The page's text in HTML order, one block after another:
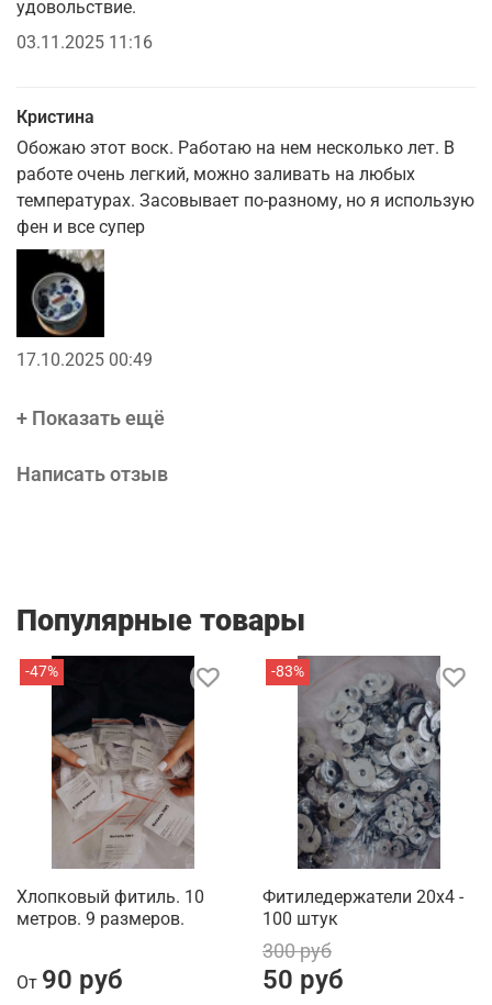
удовольствие.
03.11.2025 11:16
Кристина
Обожаю этот воск. Работаю на нем несколько лет. В
работе очень легкий, можно заливать на любых
температурах. Засовывает по-разному, но я использую
фен и все супер
17.10.2025 00:49
+ Показать ещё
Написать отзыв
Популярные товары
-47%
Хлопковый фитиль. 10
метров. 9 размеров.
От 90 руб
-83%
Фитиледержатели 20х4 -
100 штук
300 руб
50 руб